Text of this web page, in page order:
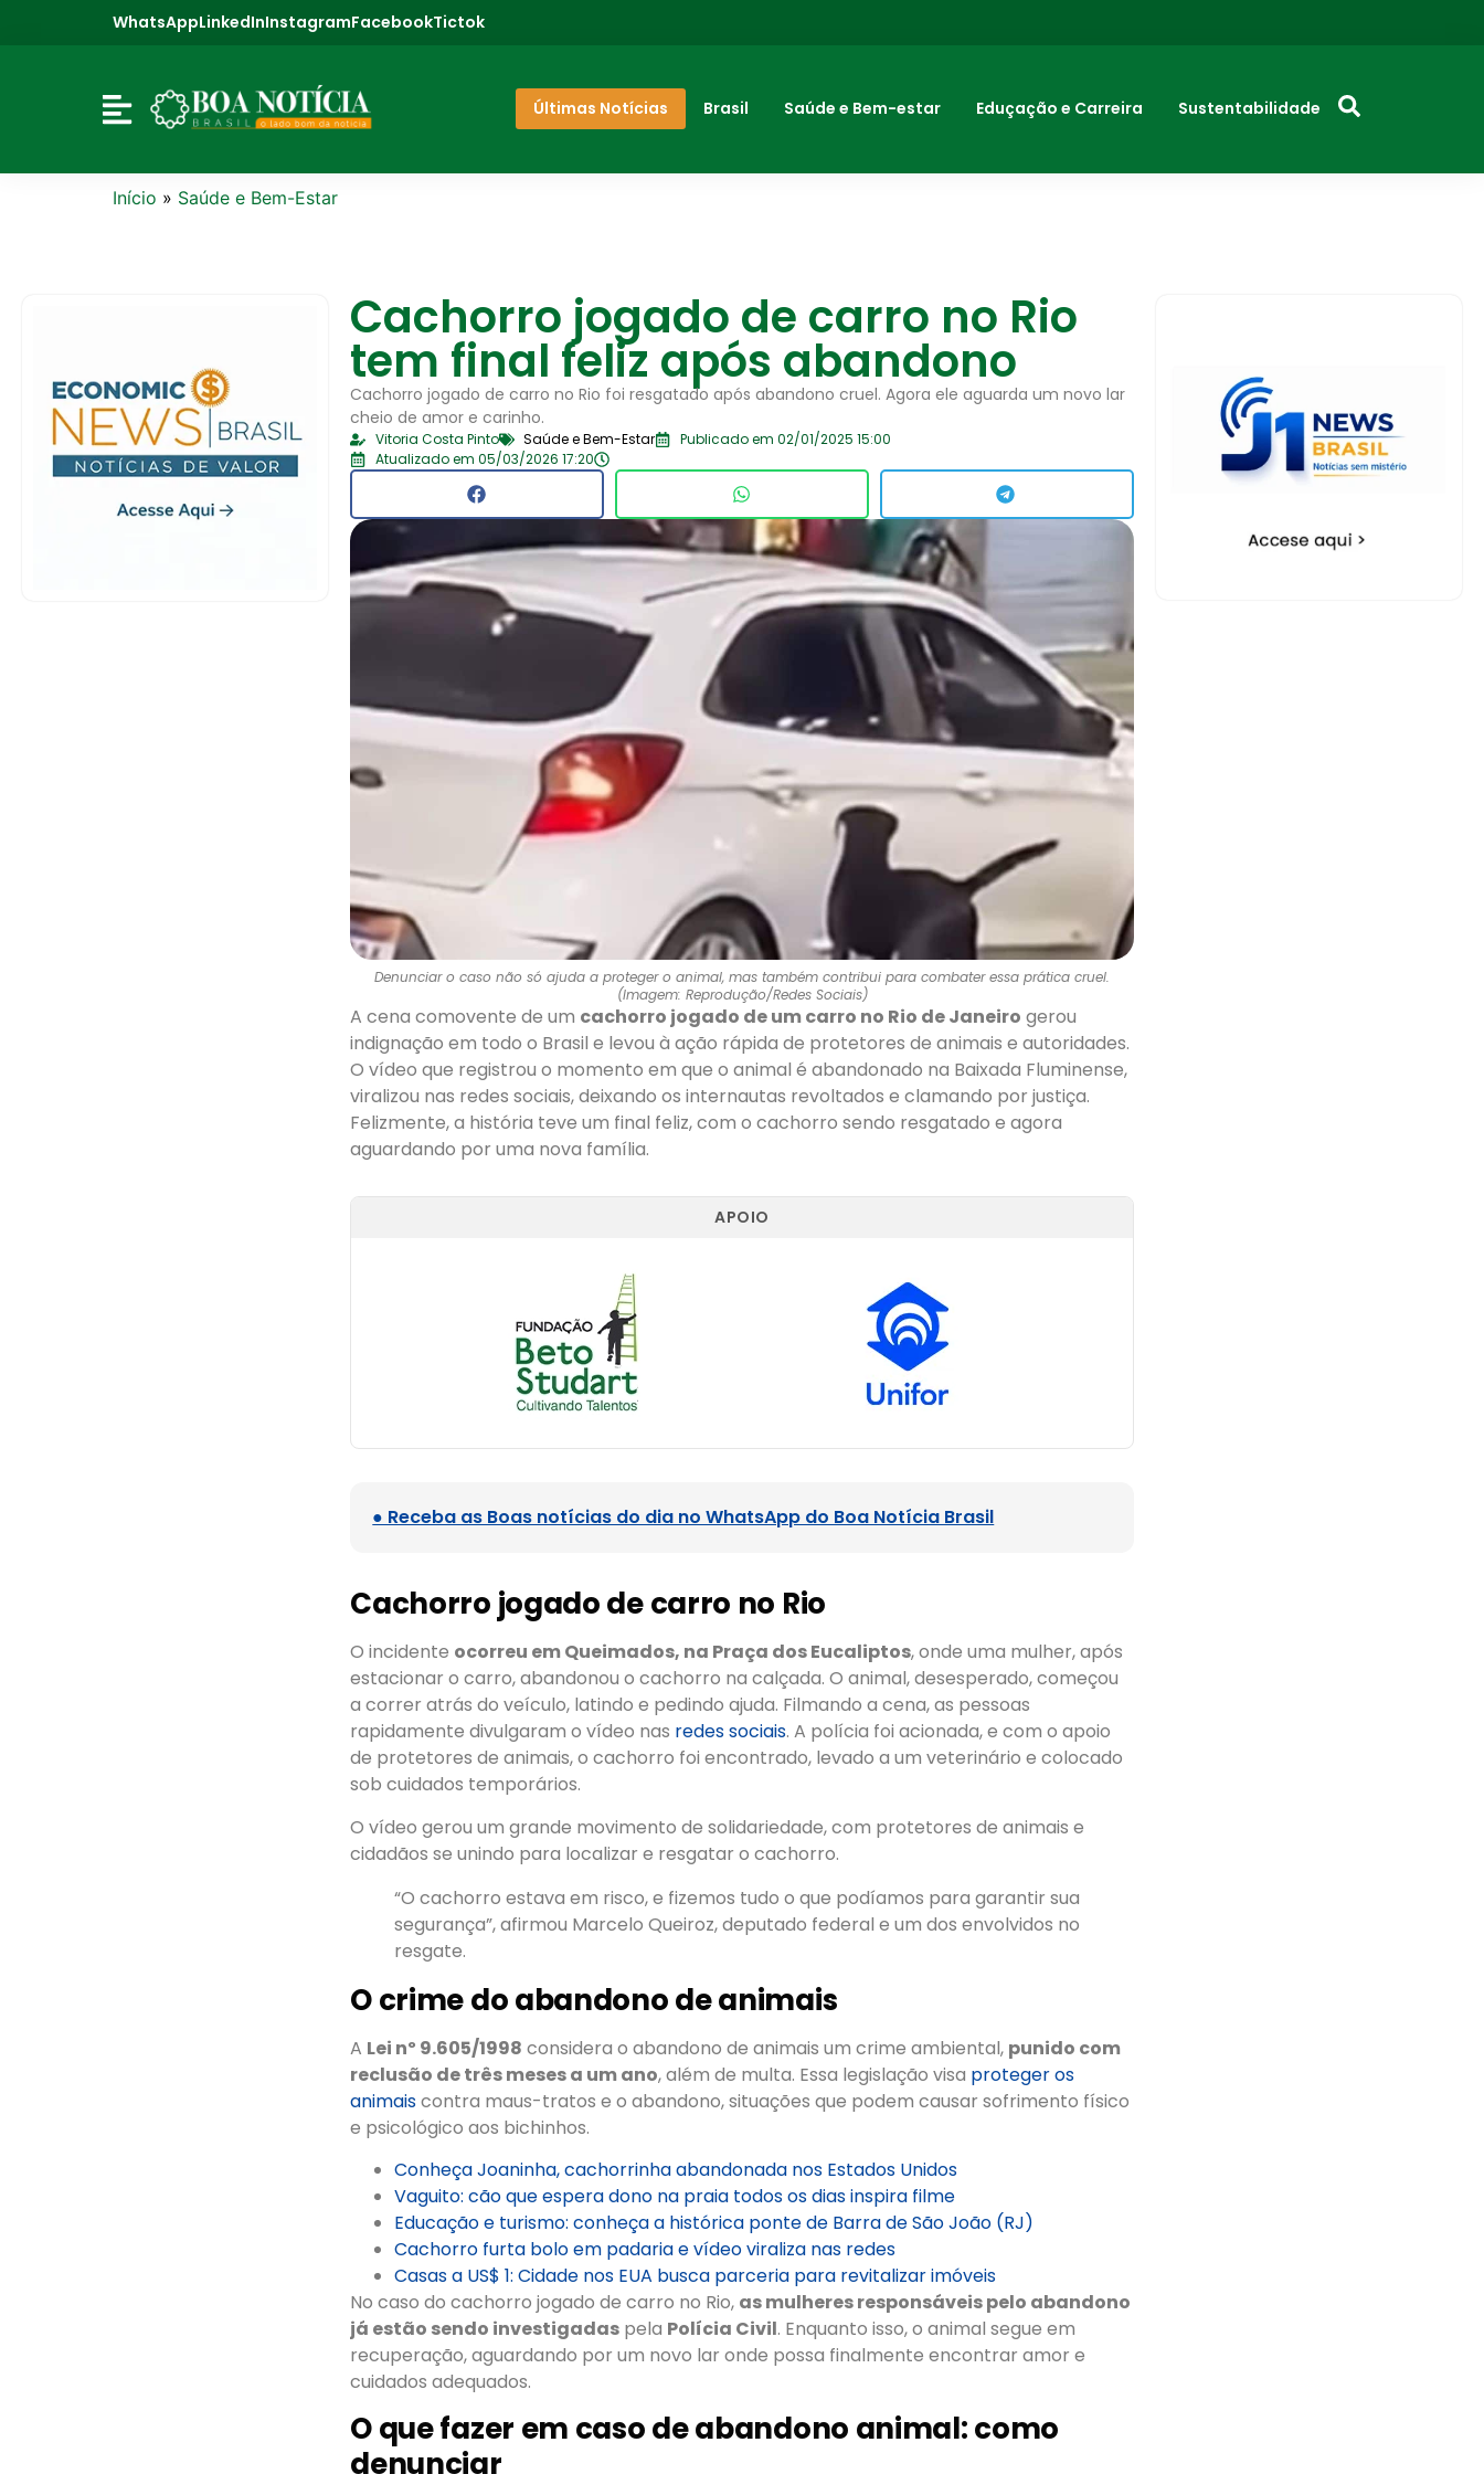
WhatsAppLinkedInInstagramFacebookTictok
Últimas Notícias Brasil Saúde e Bem-estar Eduçação e Carreira Sustentabilidade
Início » Saúde e Bem-Estar
Cachorro jogado de carro no Rio
tem final feliz após abandono
Cachorro jogado de carro no Rio foi resgatado após abandono cruel. Agora ele aguarda um novo lar
cheio de amor e carinho.
Vitoria Costa Pinto Saúde e Bem-Estar
Publicado em 02/01/2025 15:00
Atualizado em 05/03/2026 17:20
Denunciar o caso não só ajuda a proteger o animal, mas também contribui para combater essa prática cruel.
(Imagem: Reprodução/Redes Sociais)
A cena comovente de um cachorro jogado de um carro no Rio de Janeiro gerou
indignação em todo o Brasil e levou à ação rápida de protetores de animais e autoridades.
O vídeo que registrou o momento em que o animal é abandonado na Baixada Fluminense,
viralizou nas redes sociais, deixando os internautas revoltados e clamando por justiça.
Felizmente, a história teve um final feliz, com o cachorro sendo resgatado e agora
aguardando por uma nova família.
APOIO
● Receba as Boas notícias do dia no WhatsApp do Boa Notícia Brasil
Cachorro jogado de carro no Rio
O incidente ocorreu em Queimados, na Praça dos Eucaliptos, onde uma mulher, após
estacionar o carro, abandonou o cachorro na calçada. O animal, desesperado, começou
a correr atrás do veículo, latindo e pedindo ajuda. Filmando a cena, as pessoas
rapidamente divulgaram o vídeo nas redes sociais. A polícia foi acionada, e com o apoio
de protetores de animais, o cachorro foi encontrado, levado a um veterinário e colocado
sob cuidados temporários.
O vídeo gerou um grande movimento de solidariedade, com protetores de animais e
cidadãos se unindo para localizar e resgatar o cachorro.
“O cachorro estava em risco, e fizemos tudo o que podíamos para garantir sua
segurança”, afirmou Marcelo Queiroz, deputado federal e um dos envolvidos no
resgate.
O crime do abandono de animais
A Lei nº 9.605/1998 considera o abandono de animais um crime ambiental, punido com
reclusão de três meses a um ano, além de multa. Essa legislação visa proteger os
animaiscontra maus-tratos e o abandono, situações que podem causar sofrimento físico
e psicológico aos bichinhos.
Conheça Joaninha, cachorrinha abandonada nos Estados Unidos
Vaguito: cão que espera dono na praia todos os dias inspira filme
Educação e turismo: conheça a histórica ponte de Barra de São João (RJ)
Cachorro furta bolo em padaria e vídeo viraliza nas redes
Casas a US$ 1: Cidade nos EUA busca parceria para revitalizar imóveis
No caso do cachorro jogado de carro no Rio, as mulheres responsáveis pelo abandono
já estão sendo investigadas pela Polícia Civil. Enquanto isso, o animal segue em
recuperação, aguardando por um novo lar onde possa finalmente encontrar amor e
cuidados adequados.
O que fazer em caso de abandono animal: como
denunciar